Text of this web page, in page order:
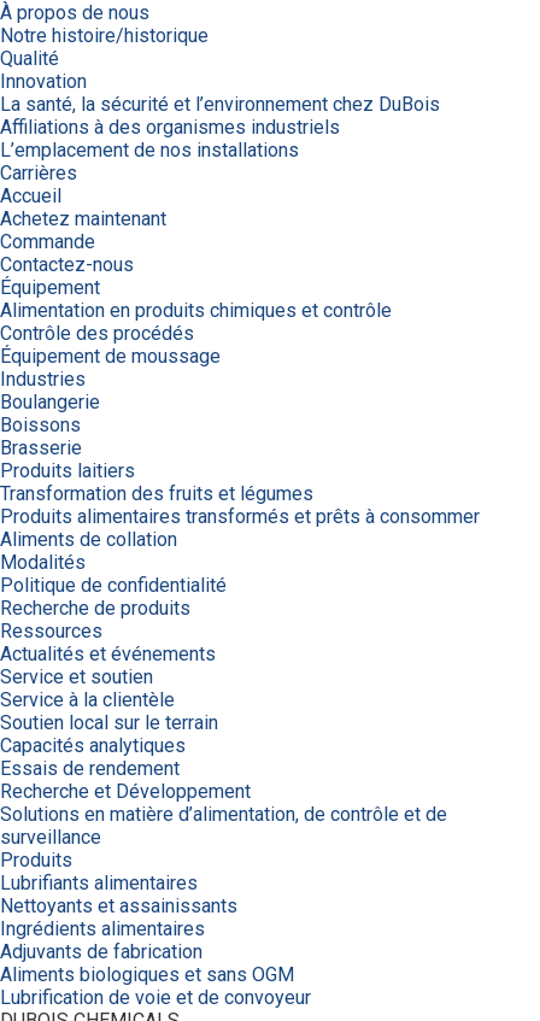
À propos de nous
Notre histoire/historique
Qualité
Innovation
La santé, la sécurité et l’environnement chez DuBois
Affiliations à des organismes industriels
L’emplacement de nos installations
Carrières
Accueil
Achetez maintenant
Commande
Contactez-nous
Équipement
Alimentation en produits chimiques et contrôle
Contrôle des procédés
Équipement de moussage
Industries
Boulangerie
Boissons
Brasserie
Produits laitiers
Transformation des fruits et légumes
Produits alimentaires transformés et prêts à consommer
Aliments de collation
Modalités
Politique de confidentialité
Recherche de produits
Ressources
Actualités et événements
Service et soutien
Service à la clientèle
Soutien local sur le terrain
Capacités analytiques
Essais de rendement
Recherche et Développement
Solutions en matière d’alimentation, de contrôle et de
surveillance
Produits
Lubrifiants alimentaires
Nettoyants et assainissants
Ingrédients alimentaires
Adjuvants de fabrication
Aliments biologiques et sans OGM
Lubrification de voie et de convoyeur